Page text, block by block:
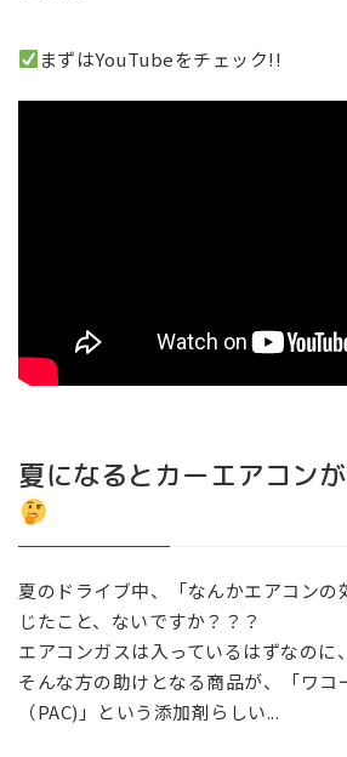
まずはYouTubeをチェック!!
夏になるとカーエアコン
夏のドライブ中、「なんかエアコン
じたこと、ないですか？？？
エアコンガスは入っているはずなのに
そんな方の助けとなる商品が、「ワコ
（PAC)」という添加剤らしい...